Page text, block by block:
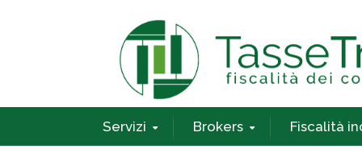
Servizi Brokers Fiscalità